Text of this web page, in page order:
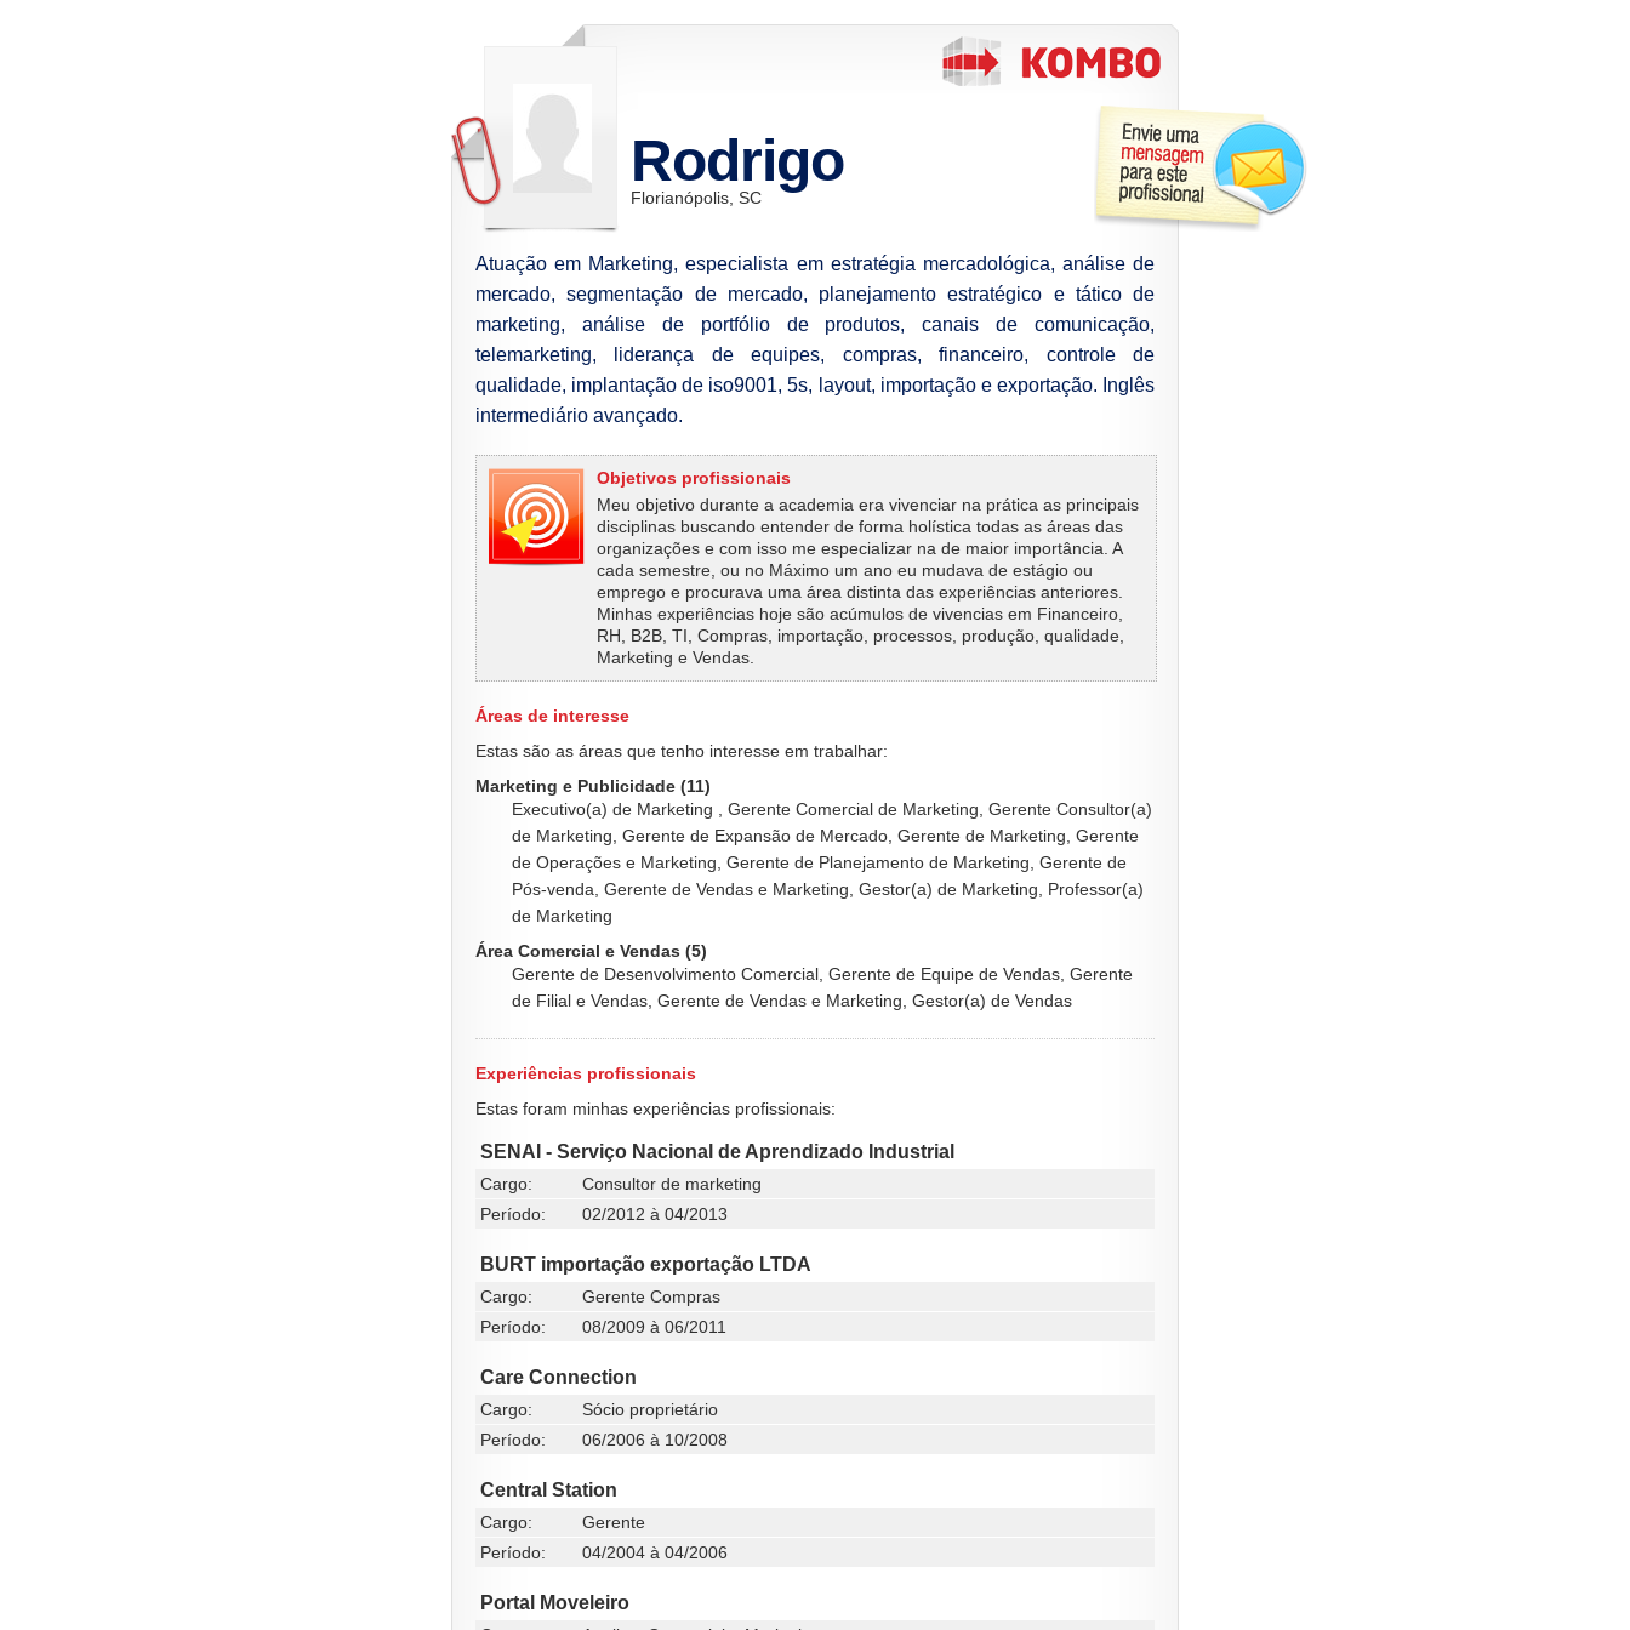
Rodrigo
Florianópolis, SC
Atuação em Marketing, especialista em estratégia mercadológica, análise de
mercado, segmentação de mercado, planejamento estratégico e tático de
marketing, análise de portfólio de produtos, canais de comunicação,
telemarketing, liderança de equipes, compras, financeiro, controle de
qualidade, implantação de iso9001, 5s, layout, importação e exportação. Inglês
intermediário avançado.
Objetivos profissionais
Meu objetivo durante a academia era vivenciar na prática as principais
disciplinas buscando entender de forma holística todas as áreas das
organizações e com isso me especializar na de maior importância. A
cada semestre, ou no Máximo um ano eu mudava de estágio ou
emprego e procurava uma área distinta das experiências anteriores.
Minhas experiências hoje são acúmulos de vivencias em Financeiro,
RH, B2B, TI, Compras, importação, processos, produção, qualidade,
Marketing e Vendas.
Áreas de interesse
Estas são as áreas que tenho interesse em trabalhar:
Marketing e Publicidade (11)
Executivo(a) de Marketing , Gerente Comercial de Marketing, Gerente Consultor(a)
de Marketing, Gerente de Expansão de Mercado, Gerente de Marketing, Gerente
de Operações e Marketing, Gerente de Planejamento de Marketing, Gerente de
Pós-venda, Gerente de Vendas e Marketing, Gestor(a) de Marketing, Professor(a)
de Marketing
Área Comercial e Vendas (5)
Gerente de Desenvolvimento Comercial, Gerente de Equipe de Vendas, Gerente
de Filial e Vendas, Gerente de Vendas e Marketing, Gestor(a) de Vendas
Experiências profissionais
Estas foram minhas experiências profissionais:
SENAI - Serviço Nacional de Aprendizado Industrial
Cargo:
Consultor de marketing
Período:
02/2012 à 04/2013
BURT importação exportação LTDA
Cargo:
Gerente Compras
Período:
08/2009 à 06/2011
Care Connection
Cargo:
Sócio proprietário
Período:
06/2006 à 10/2008
Central Station
Cargo:
Gerente
Período:
04/2004 à 04/2006
Portal Moveleiro